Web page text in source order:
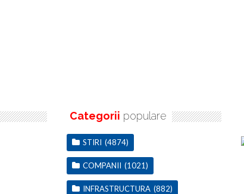
Categorii populare
STIRI (4874)
COMPANII (1021)
INFRASTRUCTURA (882)